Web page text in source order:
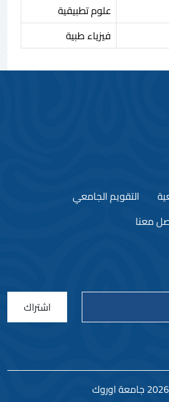
علوم تطبيقية
فيزياء طبية
التقويم الجامعي
معنا
اشتراك
2026 جامعة اوروك